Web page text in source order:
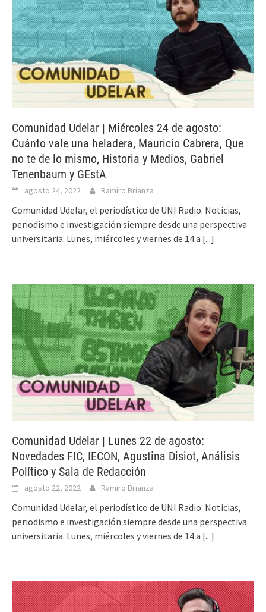
Comunidad Udelar | Miércoles 24 de agosto:
Cuánto vale una heladera, Mauricio Cabrera, Que
no te de lo mismo, Historia y Medios, Gabriel
Tenenbaum y GEstA
agosto 24, 2022 Ramiro Brianza
Comunidad Udelar, el periodístico de UNI Radio. Noticias,
periodismo e investigación siempre desde una perspectiva
universitaria. Lunes, miércoles y viernes de 14 a [...]
Comunidad Udelar | Lunes 22 de agosto:
Novedades FIC, IECON, Agustina Disiot, Análisis
Político y Sala de Redacción
agosto 22, 2022 Ramiro Brianza
Comunidad Udelar, el periodístico de UNI Radio. Noticias,
periodismo e investigación siempre desde una perspectiva
universitaria. Lunes, miércoles y viernes de 14 a [...]